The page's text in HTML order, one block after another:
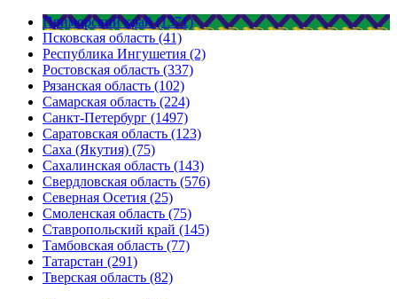
Приморский край (1371)
Псковская область (41)
Республика Ингушетия (2)
Ростовская область (337)
Рязанская область (102)
Самарская область (224)
Санкт-Петербург (1497)
Саратовская область (123)
Саха (Якутия) (75)
Сахалинская область (143)
Свердловская область (576)
Северная Осетия (25)
Смоленская область (75)
Ставропольский край (145)
Тамбовская область (77)
Татарстан (291)
Тверская область (82)